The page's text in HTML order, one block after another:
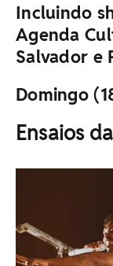
Incluindo
Agenda
Salvador e
Domingo
Ensaios